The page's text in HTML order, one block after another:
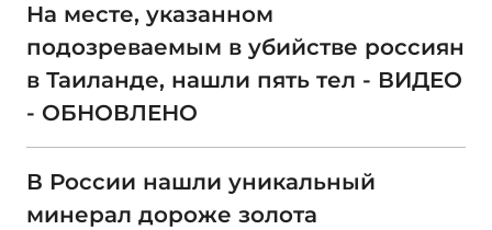
На месте, указанном
подозреваемым в убийстве россиян
в Таиланде, нашли пять тел - ВИДЕО
- ОБНОВЛЕНО
В России нашли уникальный
минерал дороже золота